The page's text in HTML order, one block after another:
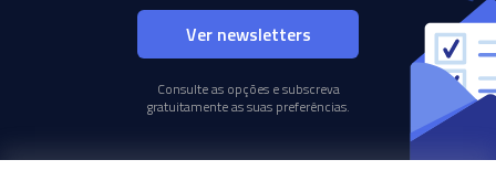
Ver newsletters
Consulte as opções e subscreva
gratuitamente as suas preferências.